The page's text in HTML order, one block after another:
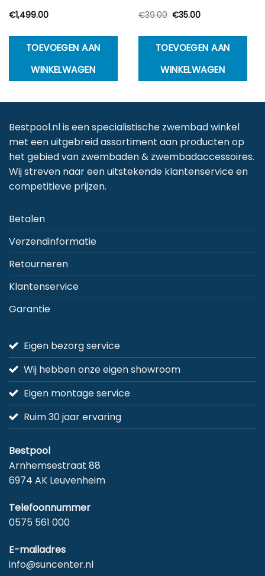
€1,499.00
TOEVOEGEN AAN
WINKELWAGEN
€39.00 Oorspronkelijke
€39.00.
€35.00Huidige
€35.00.
TOEVOEGEN AAN
WINKELWAGEN
Bestpool.nl is een specialistische zwembad winkel
met een uitgebreid assortiment aan producten op
het gebied van zwembaden & zwembadaccessoires.
Wij streven naar een uitstekende klantenservice en
competitieve prijzen.
Betalen
Verzendinformatie
Retourneren
Klantenservice
Garantie
Eigen bezorg service
Wij hebben onze eigen showroom
Eigen montage service
Ruim 30 jaar ervaring
Bestpool
Arnhemsestraat 88
6974 AK Leuvenheim
Telefoonnummer
0575 561 000
E-mailadres
info@suncenter.nl